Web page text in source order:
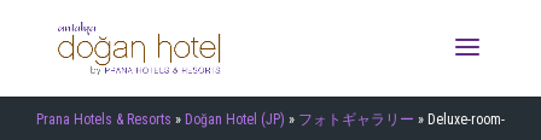
Prana Hotels & Resorts » Doğan Hotel (JP) » フォトギャラリー » Deluxe-room-